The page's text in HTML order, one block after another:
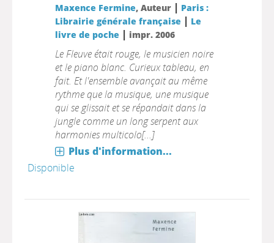
Maxence Fermine, Auteur | Paris :
Librairie générale française | Le
livre de poche | impr. 2006
Le Fleuve était rouge, le musicien noire
et le piano blanc. Curieux tableau, en
fait. Et l'ensemble avançait au même
rythme que la musique, une musique
qui se glissait et se répandait dans la
jungle comme un long serpent aux
harmonies multicolo[...]
Plus d'information...
Disponible